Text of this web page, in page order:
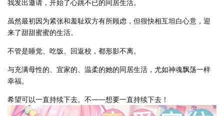
我发出邀请，开始了心跳不已的同居生活。
虽然最初因为紧张和羞耻双方有所顾虑，但很快相互坦白心意，迎
来了甜甜蜜蜜的生活。
不管是睡觉、吃饭、回返校，都形影不离。
与充满母性的、宜家的、温柔的她的同居生活，尤如神魂飘荡一样
幸福。
希望可以一直持续下去。不——想要一直持续下去！